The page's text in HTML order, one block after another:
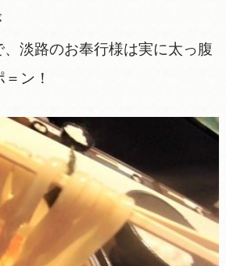
淡路のお奉行様は実に太っ腹
ン！